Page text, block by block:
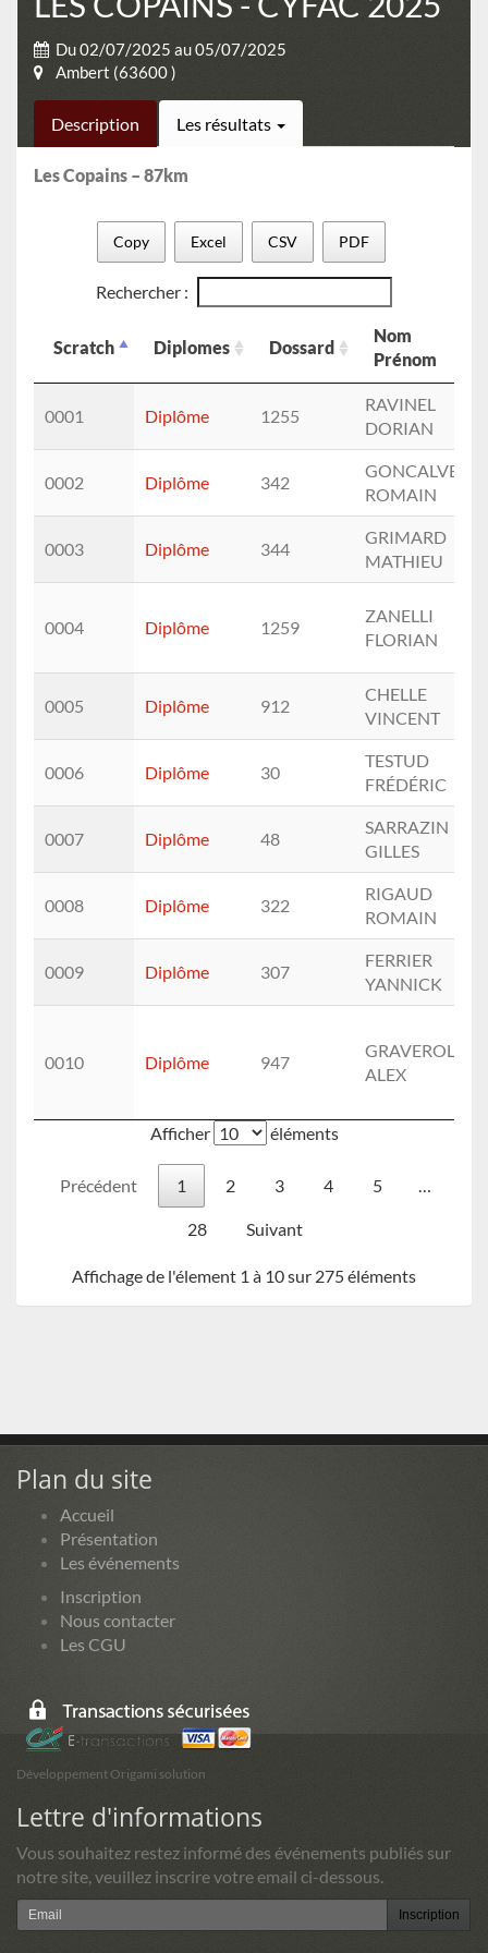
Du 02/07/2025 au 05/07/2025
Ambert (63600 )
Description Les résultats
Les Copains – 87km
Copy Excel CSV PDF
Rechercher :
Scratch Diplomes Dossard
Nom
Prénom
Nom
Prénom
0001 Diplôme 1255
RAVINEL
DORIAN
0002 Diplôme 342
GONCALVES
ROMAIN
0003 Diplôme 344
GRIMARD
MATHIEU
0004 Diplôme 1259
ZANELLI
FLORIAN
0005 Diplôme 912
CHELLE
VINCENT
0006 Diplôme 30
TESTUD
FRÉDÉRIC
0007 Diplôme 48
SARRAZIN
GILLES
0008 Diplôme 322
RIGAUD
ROMAIN
0009 Diplôme 307
FERRIER
YANNICK
0010 Diplôme 947
GRAVEROL
ALEX
Afficher éléments
Précédent 1 2 3 4 5 …
28 Suivant
Affichage de l'élement 1 à 10 sur 275 éléments
Plan du site
Accueil
Présentation
Les événements
Inscription
Nous contacter
Les CGU
Développement Origami solution
Lettre d'informations
Vous souhaitez restez informé des événements publiés sur
notre site, veuillez inscrire votre email ci-dessous.
Inscription